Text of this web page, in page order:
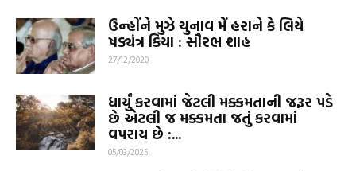
ઉન્હોંને મુઝે ચુનાવ મેં હરાને કે લિયે
ષડ્યંત્ર કિયા : સૌરભ શાહ
27/12/2020
ધાર્યું કરવામાં જેટલી મક્કમતાની જરૂર પડે
છે એટલી જ મક્કમતા જતું કરવામાં
વપરાય છે :...
05/03/2025